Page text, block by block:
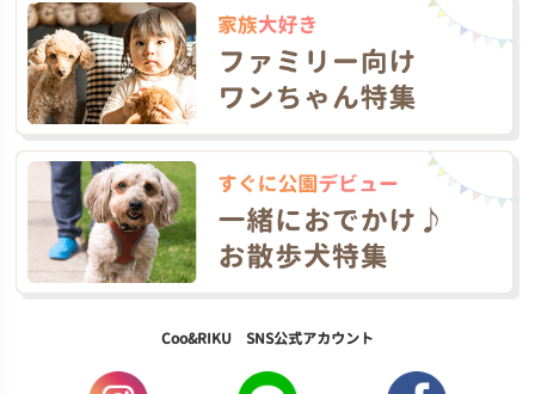
Coo&RIKU SNS公式アカウント